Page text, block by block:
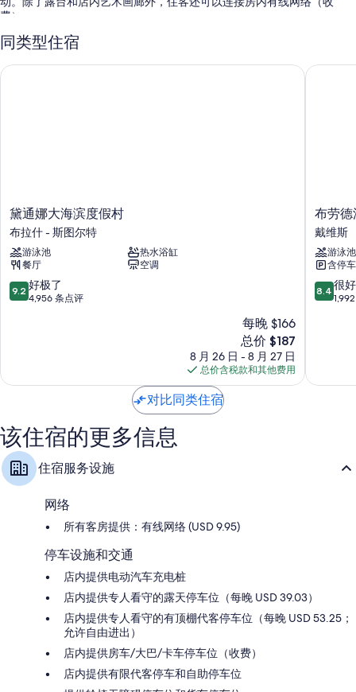
费）。
您还可享受以下礼遇：
2 个室外游泳池和儿童游泳池，配备日光浴躺椅和池畔遮阳伞
设施/服务，还有空调和浴袍等贴心细节。 在住客点评中，该住宿场所干
净的客房广受好评。
其他设施/服务还包括：
垃圾回收、LED 灯泡和环保清洁产品
浴室配备环保洗浴用品和淋浴/浴缸组合
同类型住宿
黛
通
娜
大
海
滨
度
-
尔
特
黛通娜大海滨度假村
布拉什 - 斯图尔特
游泳池
热水浴缸
餐厅
空调
9.2
分，
了，
点
评
9.2 好极了
4,956 条点评
每晚 $166
新
价
格
$187
总价 $187
8 月 26 日 - 8 月 27 日
总价含税款和其他费用
黛通娜大海滨度假村
布
劳
德
沃
克
套
房
布劳德
戴维斯
游泳池
含停
8.4
分，
1,992
8.4 很好
布劳德
对比同类住宿
该住宿的更多信息
住宿服务设施
网络
所有客房提供：有线网络 (USD 9.95)
停车设施和交通
店内提供电动汽车充电桩
店内提供专人看守的露天停车位（每晚 USD 39.03）
店内提供专人看守的有顶棚代客停车位（每晚 USD 53.25；
允许自由进出）
店内提供房车/大巴/卡车停车位（收费）
店内提供有限代客停车和自助停车位